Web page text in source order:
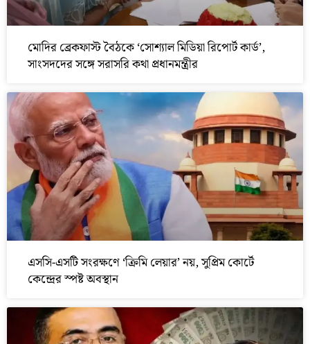
মোদির ব্রেকফাস্ট বৈঠকে ‘সোশ্যাল মিডিয়া রিপোর্ট কার্ড’,
সাংসদদের সঙ্গে সরাসরি কথা প্রধানমন্ত্রীর
এসসি-এসটি সংরক্ষণে ‘ক্রিমি লেয়ার’ নয়, সুপ্রিম কোর্টে
কেন্দ্রের স্পষ্ট অবস্থান